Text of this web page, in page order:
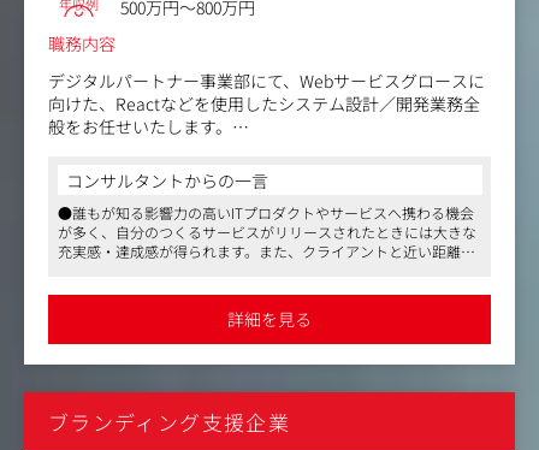
500万円～800万円
職務内容
デジタルパートナー事業部にて、Webサービスグロースに
向けた、Reactなどを使用したシステム設計／開発業務全
般をお任せいたします。
※こちらの求人はsesとして、デジタルパートナー事業部
のメンバーでチームを組み、クライアント先へ常駐する形
となります。
常駐と言っても、クライアントはほぼフルリモートのた
め、クライアント先へ行くことは初回の挨拶や月に一度程
・画面実装
コンサルタントからの一言
●誰もが知る影響力の高いITプロダクトやサービスへ携わる機会
が多く、自分のつくるサービスがリリースされたときには大きな
充実感・達成感が得られます。また、クライアントと近い距離で
●残業ボリュームも月平均13時間程度、週の半分はリモート勤務
可能と、同業他社に比べてワークライフバランスを取りやすい職
場環境も魅力のひとつです
詳細を見る
ブランディング支援企業